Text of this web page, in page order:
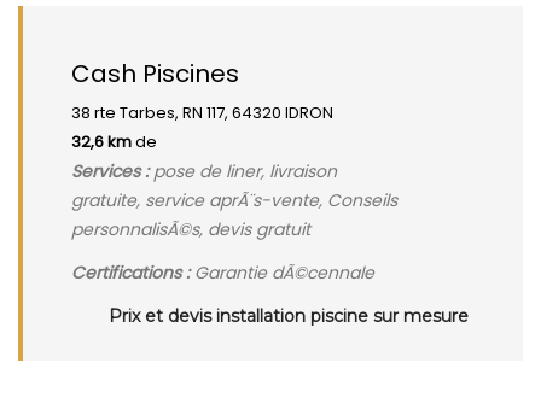
Cash Piscines
38 rte Tarbes, RN 117, 64320 IDRON
32,6 kmde
Services :pose de liner, livraison
gratuite, service aprÃ¨s-vente, Conseils
personnalisÃ©s, devis gratuit
Certifications :Garantie dÃ©cennale
Prix et devis installation piscine sur mesure